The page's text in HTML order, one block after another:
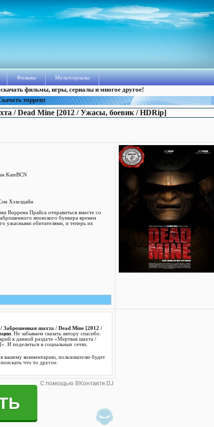
Фильмы Мультсериалы
фильмы, игры, сериалы и многое другое!
торрент
/ Dead Mine [2012 / Ужасы, боевик / HDRip]
KateBCN
Хэзелдайн
Воррена Прайса отправиться вместе со
японского бункера времен
ужасными обитателями, и теперь их
Заброшенная шахта / Dead Mine [2012 /
. Не забываем сказать автору спасибо.
к данной раздаче «Мертвая шахта /
И поделиться в социальных сетях.
вашему комментарию, пользователю будет
что то другое.